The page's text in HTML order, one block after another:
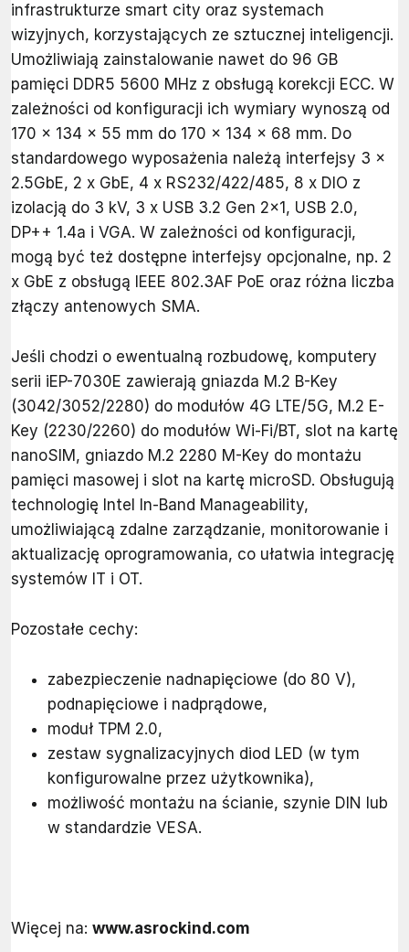
infrastrukturze smart city oraz systemach
wizyjnych, korzystających ze sztucznej inteligencji.
Umożliwiają zainstalowanie nawet do 96 GB
pamięci DDR5 5600 MHz z obsługą korekcji ECC. W
zależności od konfiguracji ich wymiary wynoszą od
170 x 134 x 55 mm do 170 x 134 x 68 mm. Do
standardowego wyposażenia należą interfejsy 3 x
2.5GbE, 2 x GbE, 4 x RS232/422/485, 8 x DIO z
izolacją do 3 kV, 3 x USB 3.2 Gen 2x1, USB 2.0,
DP++ 1.4a i VGA. W zależności od konfiguracji,
mogą być też dostępne interfejsy opcjonalne, np. 2
x GbE z obsługą IEEE 802.3AF PoE oraz różna liczba
złączy antenowych SMA.
Jeśli chodzi o ewentualną rozbudowę, komputery
serii iEP-7030E zawierają gniazda M.2 B-Key
(3042/3052/2280) do modułów 4G LTE/5G, M.2 E-
Key (2230/2260) do modułów Wi-Fi/BT, slot na kartę
nanoSIM, gniazdo M.2 2280 M-Key do montażu
pamięci masowej i slot na kartę microSD. Obsługują
technologię Intel In-Band Manageability,
umożliwiającą zdalne zarządzanie, monitorowanie i
aktualizację oprogramowania, co ułatwia integrację
systemów IT i OT.
Pozostałe cechy:
zabezpieczenie nadnapięciowe (do 80 V),
podnapięciowe i nadprądowe,
moduł TPM 2.0,
zestaw sygnalizacyjnych diod LED (w tym
konfigurowalne przez użytkownika),
możliwość montażu na ścianie, szynie DIN lub
w standardzie VESA.
Więcej na: www.asrockind.com